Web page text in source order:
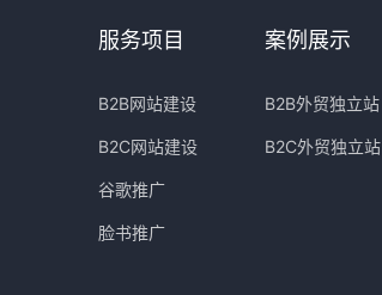
服务项目
B2B网站建设
B2C网站建设
谷歌推广
脸书推广
案例展示
B2B外贸独立站
B2C外贸独立站